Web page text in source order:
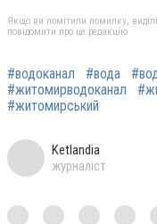
Якщо ви помітили помилку,
повідомити про це редакцію
#водоканал #вода
#житомирводоканал
#житомирський
Ketlandia
журналіст